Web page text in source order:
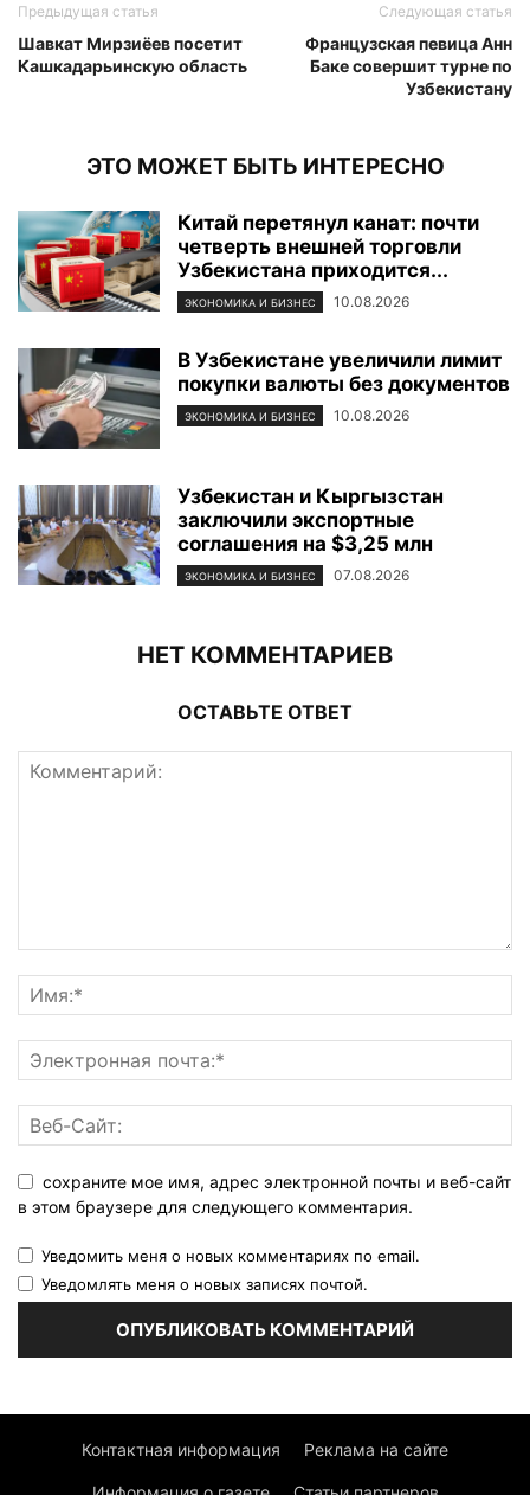
Предыдущая статья
Шавкат Мирзиёев посетит
Кашкадарьинскую область
Следующая статья
Французская певица Анн
Баке совершит турне по
Узбекистану
ЭТО МОЖЕТ БЫТЬ ИНТЕРЕСНО
Китай перетянул канат: почти
четверть внешней торговли
Узбекистана приходится...
ЭКОНОМИКА И БИЗНЕС 10.08.2026
В Узбекистане увеличили лимит
покупки валюты без документов
ЭКОНОМИКА И БИЗНЕС 10.08.2026
Узбекистан и Кыргызстан
заключили экспортные
соглашения на $3,25 млн
ЭКОНОМИКА И БИЗНЕС 07.08.2026
НЕТ КОММЕНТАРИЕВ
ОСТАВЬТЕ ОТВЕТ
сохраните мое имя, адрес электронной почты и веб-сайт
в этом браузере для следующего комментария.
Уведомить меня о новых комментариях по email.
Уведомлять меня о новых записях почтой.
Контактная информация Реклама на сайте